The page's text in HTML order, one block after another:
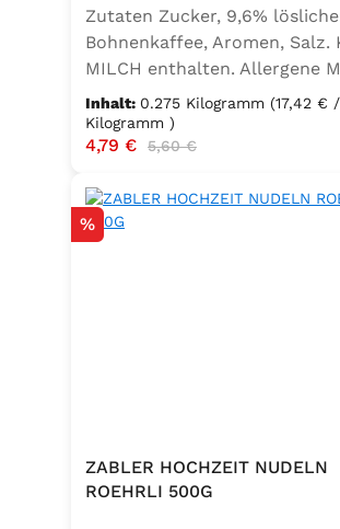
Zutaten Zucker, 9,6%
Bohnenkaffee, Aromen, Salz.
MILCH enthalten. Allergene
und daraus gewonnene
Inhalt: 0.275 Kilogramm (17,42 € /
Kilogramm )
Verkaufspreis:
4,79 € Regulärer Preis:
5,60 €
Rabatt
%
ZABLER HOCHZEIT NUDELN
ROEHRLI 500G